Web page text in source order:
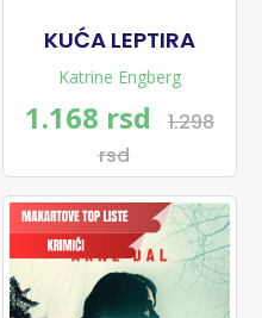
KUĆA LEPTIRA
Katrine Engberg
1.168 rsd
1.298
rsd